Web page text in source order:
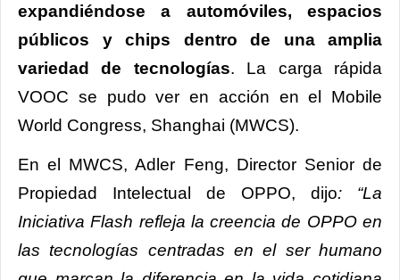
expandiéndose a automóviles, espacios
públicos y chips dentro de una amplia
variedad de tecnologías. La carga rápida
VOOC se pudo ver en acción en el Mobile
World Congress, Shanghai (MWCS).
En el MWCS, Adler Feng, Director Senior de
Propiedad Intelectual de OPPO, dijo: “La
Iniciativa Flash refleja la creencia de OPPO en
las tecnologías centradas en el ser humano